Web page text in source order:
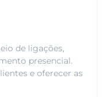
de ligações,
presencial.
e oferecer as